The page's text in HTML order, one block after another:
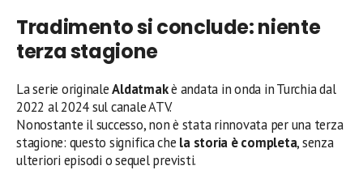
Tradimento si conclude: niente
terza stagione
La serie originaleAldatmakè andata in onda in Turchia dal
2022 al 2024 sul canale ATV.
Nonostante il successo, non è stata rinnovata per una terza
stagione: questo significa che la storia è completa, senza
ulteriori episodi o sequel previsti.